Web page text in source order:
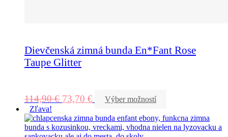
Dievčenská zimná bunda En*Fant Rose
Taupe Glitter
114,90€ 73,70 €
Výber možností
Zľava!